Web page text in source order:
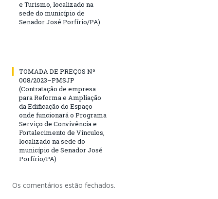
e Turismo, localizado na
sede do município de
Senador José Porfírio/PA)
TOMADA DE PREÇOS Nº
008/2023–PMSJP
(Contratação de empresa
para Reforma e Ampliação
da Edificação do Espaço
onde funcionará o Programa
Serviço de Convivência e
Fortalecimento de Vínculos,
localizado na sede do
município de Senador José
Porfírio/PA)
Os comentários estão fechados.